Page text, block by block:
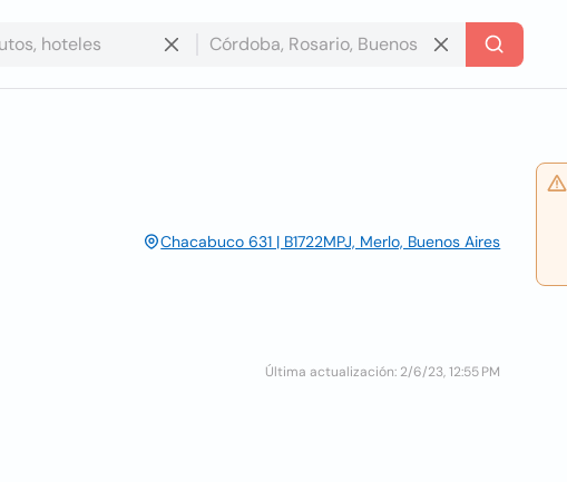
Chacabuco 631 | B1722MPJ, Merlo, Buenos Aires
Última actualización: 2/6/23, 12:55 PM